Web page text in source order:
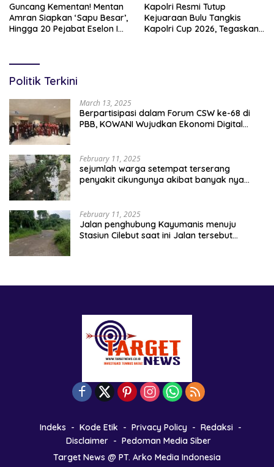
Guncang Kementan! Mentan
Amran Siapkan ‘Sapu Besar’,
Hingga 20 Pejabat Eselon I
Kapolri Resmi Tutup
Kejuaraan Bulu Tangkis
Kapolri Cup 2026, Tegaskan
Politik Terkini
March 13, 2025
Berpartisipasi dalam Forum CSW ke-68 di
PBB, KOWANI Wujudkan Ekonomi Digital
February 11, 2025
sejumlah warga setempat terserang
penyakit cikungunya akibat banyak nya
February 11, 2025
Jalan penghubung Kayumanis menuju
Stasiun Cilebut saat ini Jalan tersebut
Indeks Kode Etik Privacy Policy
Redaksi
Disclaimer
Pedoman Media Siber
Target News @ PT. Arko Media Indonesia